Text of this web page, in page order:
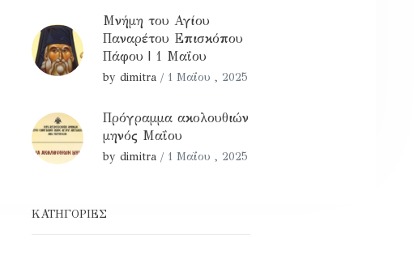
Μνήμη του Αγίου
Παναρέτου Επισκόπου
Πάφου | 1 Μαΐου
by dimitra / 1 Μαΐου , 2025
Πρόγραμμα ακολουθιών
μηνός Μαΐου
by dimitra / 1 Μαΐου , 2025
ΚΑΤΗΓΟΡΊΕΣ